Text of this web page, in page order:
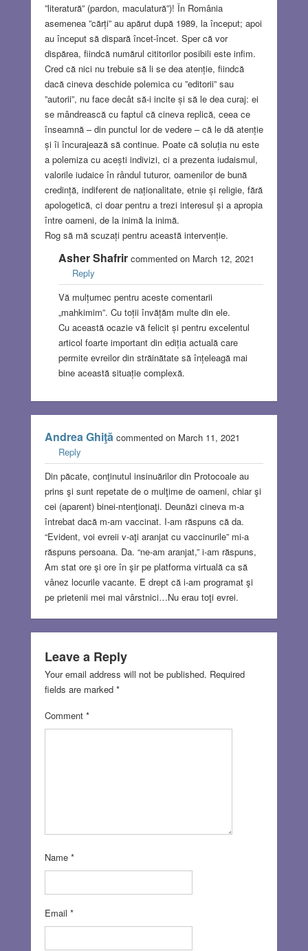
”literatură” (pardon, maculatură”)! În România
asemenea ”cărți” au apărut după 1989, la început; apoi
au început să dispară încet-încet. Sper că vor
dispărea, fiindcă numărul cititorilor posibili este infim.
Cred că nici nu trebuie să li se dea atenție, fiindcă
dacă cineva deschide polemica cu ”editorii” sau
”autorii”, nu face decât să-i incite și să le dea curaj: ei
se mândrească cu faptul că cineva replică, ceea ce
înseamnă – din punctul lor de vedere – că le dă atenție
și îi încurajează să continue. Poate că soluția nu este
a polemiza cu acești indivizi, ci a prezenta iudaismul,
valorile iudaice în rândul tuturor, oamenilor de bună
credință, indiferent de naționalitate, etnie și religie, fără
apologetică, ci doar pentru a trezi interesul și a apropia
între oameni, de la inimă la inimă.
Rog să mă scuzați pentru această intervenție.
Asher Shafrircommented on March 12, 2021
Reply
Vă mulțumec pentru aceste comentarii
„mahkimim”. Cu toții învățăm multe din ele.
Cu această ocazie vă felicit și pentru excelentul
articol foarte important din ediția actuală care
permite evreilor din străinătate să înțeleagă mai
bine această situație complexă.
Andrea Ghiţăcommented on March 11, 2021
Reply
Din păcate, conţinutul insinuărilor din Protocoale au
prins şi sunt repetate de o mulţime de oameni, chiar şi
cei (aparent) binei-ntenţionaţi. Deunăzi cineva m-a
întrebat dacă m-am vaccinat. I-am răspuns că da.
“Evident, voi evreii v-aţi aranjat cu vaccinurile” mi-a
răspuns persoana. Da. “ne-am aranjat,” i-am răspuns,
Am stat ore şi ore în şir pe platforma virtuală ca să
vânez locurile vacante. E drept că i-am programat şi
pe prietenii mei mai vârstnici…Nu erau toţi evrei.
Leave a Reply
Your email address will not be published. Required
fields are marked *
Comment *
Name *
Email *